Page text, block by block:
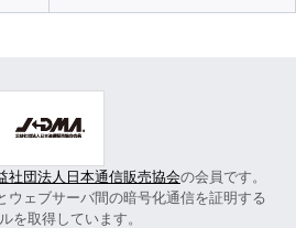
社団法人日本通信販売協会の会員です。
ウェブサーバ間の暗号化通信を証明する
を取得しています。